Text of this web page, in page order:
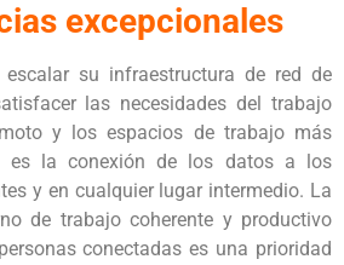
excepcionales
su infraestructura de red de
las necesidades del trabajo
y los espacios de trabajo más
es la conexión de los datos a los
y en cualquier lugar intermedio. La
de trabajo coherente y productivo
conectadas es una prioridad